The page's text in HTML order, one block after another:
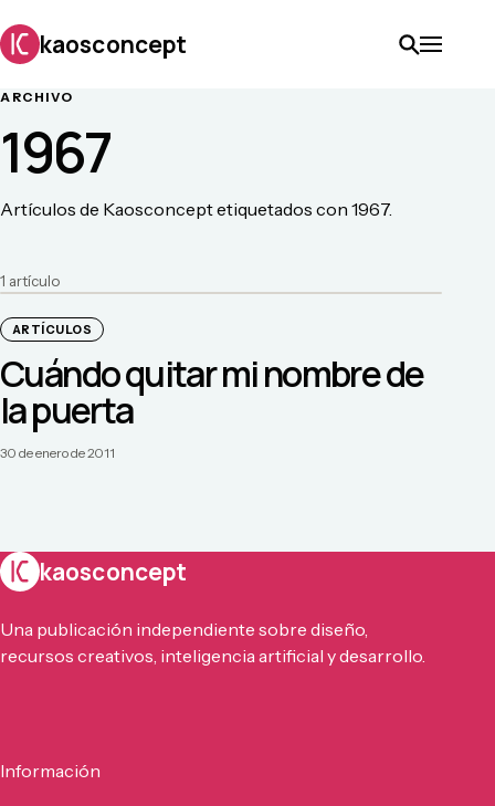
kaosconcept
ARCHIVO
1967
Artículos de Kaosconcept etiquetados con 1967.
1 artículo
ARTÍCULOS
Cuándo quitar mi nombre de
la puerta
30 de enero de 2011
kaosconcept
Una publicación independiente sobre diseño,
recursos creativos, inteligencia artificial y desarrollo.
Información